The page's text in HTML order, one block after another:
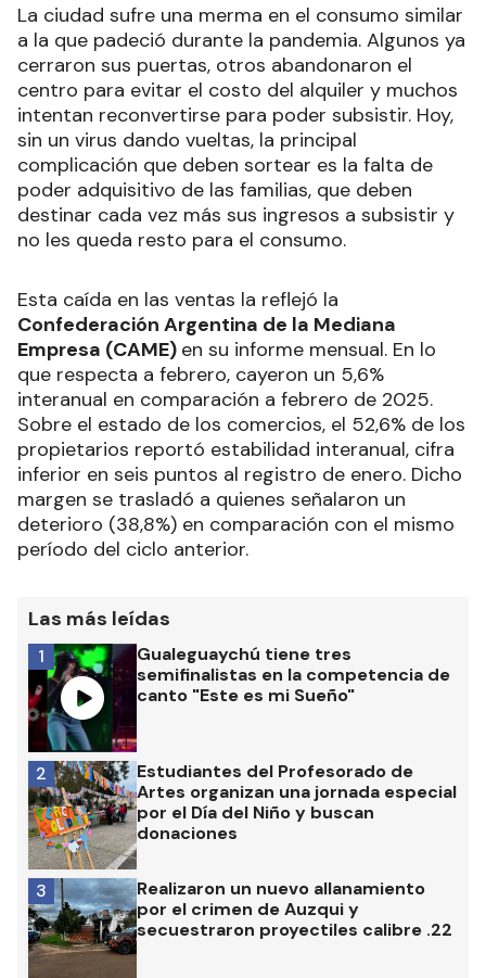
La ciudad sufre una merma en el consumo similar
a la que padeció durante la pandemia. Algunos ya
cerraron sus puertas, otros abandonaron el
centro para evitar el costo del alquiler y muchos
intentan reconvertirse para poder subsistir. Hoy,
sin un virus dando vueltas, la principal
complicación que deben sortear es la falta de
poder adquisitivo de las familias, que deben
destinar cada vez más sus ingresos a subsistir y
no les queda resto para el consumo.
Esta caída en las ventas la reflejó la
Confederación Argentina de la Mediana
Empresa (CAME) en su informe mensual. En lo
que respecta a febrero, cayeron un 5,6%
interanual en comparación a febrero de 2025.
Sobre el estado de los comercios, el 52,6% de los
propietarios reportó estabilidad interanual, cifra
inferior en seis puntos al registro de enero. Dicho
margen se trasladó a quienes señalaron un
deterioro (38,8%) en comparación con el mismo
período del ciclo anterior.
Las más leídas
Gualeguaychú tiene tres
semifinalistas en la competencia de
canto "Este es mi Sueño"
1
Estudiantes del Profesorado de
Artes organizan una jornada especial
por el Día del Niño y buscan
donaciones
2
Realizaron un nuevo allanamiento
por el crimen de Auzqui y
secuestraron proyectiles calibre .22
3